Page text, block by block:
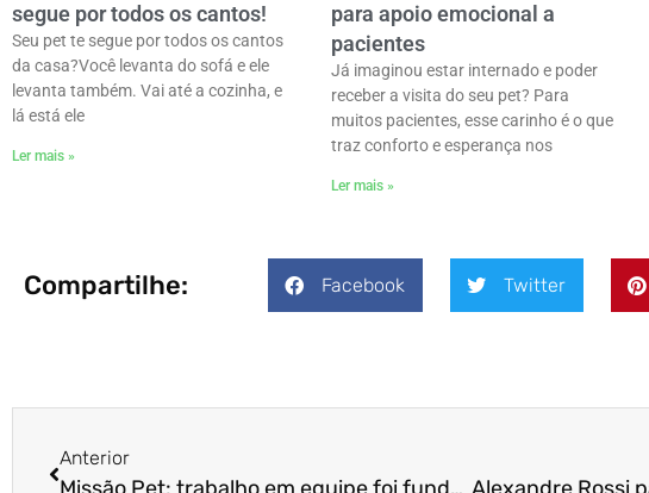
segue por todos os cantos!
Seu pet te segue por todos os cantos
da casa?ㅤVocê levanta do sofá e ele
levanta também. Vai até a cozinha, e
lá está ele
Ler mais »
para apoio emocional a
pacientes
Já imaginou estar internado e poder
receber a visita do seu pet? Para
muitos pacientes, esse carinho é o que
traz conforto e esperança nos
Ler mais »
Compartilhe: Facebook Twitter
Anterior